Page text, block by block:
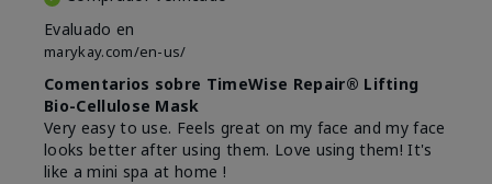
Evaluado en
marykay.com/en-us/
Comentarios sobre TimeWise Repair® Lifting
Bio-Cellulose Mask
Very easy to use. Feels great on my face and my face
looks better after using them. Love using them! It's
like a mini spa at home !